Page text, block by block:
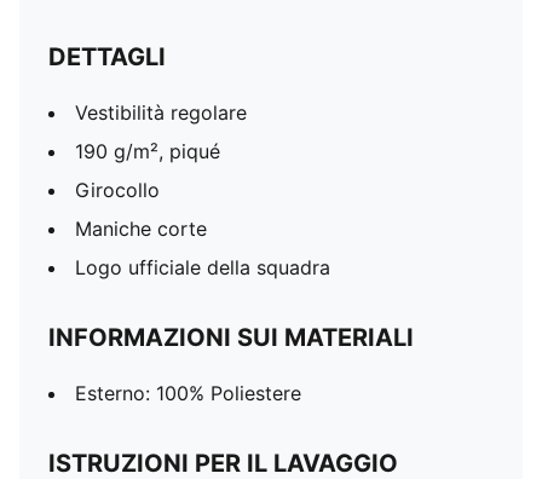
DETTAGLI
Vestibilità regolare
190 g/m², piqué
Girocollo
Maniche corte
Logo ufficiale della squadra
INFORMAZIONI SUI MATERIALI
Esterno: 100% Poliestere
ISTRUZIONI PER IL LAVAGGIO